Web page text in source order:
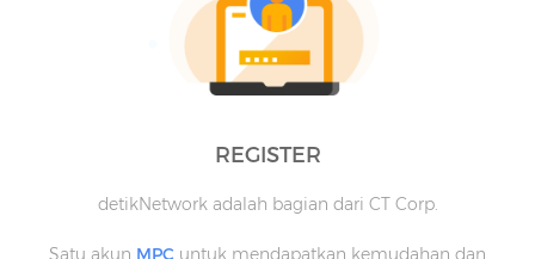
REGISTER
detikNetwork adalah bagian dari CT Corp.
Satu akun MPC untuk mendapatkan kemudahan dan